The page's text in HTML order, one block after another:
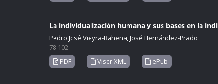
La individualización humana y sus bases en la
Pedro José Vieyra-Bahena, José Hernández-Prado
78-102
PDF
Visor XML ePub